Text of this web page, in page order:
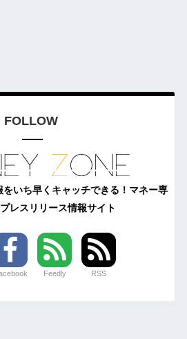
FOLLOW
いち早くキャッチできる！マネー専
レスリリース情報サイト
Feedly RSS